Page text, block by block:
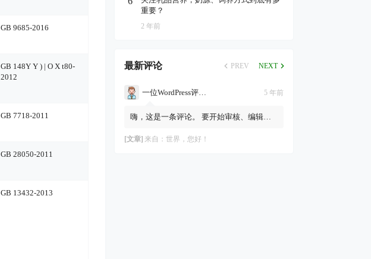
GB 9685-2016
GB 148Y Y ) | O X t80-
2012
GB 7718-2011
GB 28050-2011
GB 13432-2013
重要？
2 年前
最新评论 PREV NEXT
一位WordPress评论者 5 年前
嗨，这是一条评论。 要开始审核、编辑及
评论者头像来自Gravatar。
[文章] 来自： 世界，您好！